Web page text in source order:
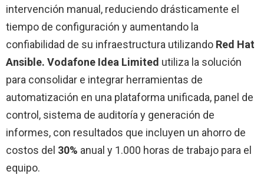
intervención manual, reduciendo drásticamente el
tiempo de configuración y aumentando la
confiabilidad de su infraestructura utilizando Red Hat
Ansible. Vodafone Idea Limited utiliza la solución
para consolidar e integrar herramientas de
automatización en una plataforma unificada, panel de
control, sistema de auditoría y generación de
informes, con resultados que incluyen un ahorro de
costos del 30% anual y 1.000 horas de trabajo para el
equipo.